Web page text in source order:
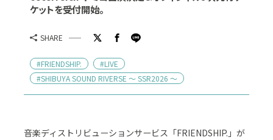
ケットを受付開始。
SHARE
#FRIENDSHIP.
#LIVE
#SHIBUYA SOUND RIVERSE ～ SSR2026 ～
音楽ディストリビューションサービス「FRIENDSHIP.」が